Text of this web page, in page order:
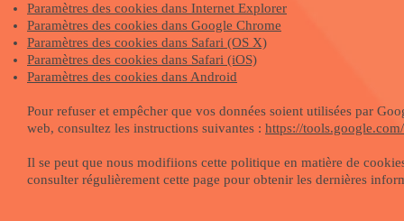
Paramètres des cookies dans Internet Explorer
Paramètres des cookies dans Google Chrome
Paramètres des cookies dans Safari (OS X)
Paramètres des cookies dans Safari (iOS)
Paramètres des cookies dans Android
Pour refuser et empêcher que vos données soient utilisées par
web, consultez les instructions suivantes : https://
Il se peut que nous modifiions cette politique en matière de
consulter régulièrement cette page pour obtenir les dernières